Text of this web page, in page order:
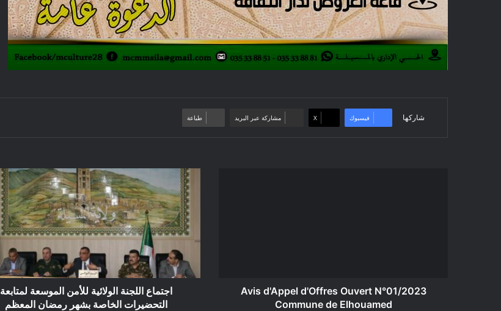
شاركها فيسبوك ‫X مشاركة عبر البريد طباعة
Avis d'Appel d'Offres Ouvert N°01/2023
Commune de Elhouamed
اجتماع
اللجنة
الولائية
للأمن
الموسعة
لمتابعة
التحضيرات
الخاصة
بشهر
اجتماع اللجنة الولائية للأمن الموسعة لمتابعة
التحضيرات الخاصة بشهر رمضان المعظم